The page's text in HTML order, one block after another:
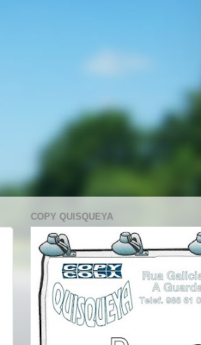
COPY QUISQUEYA